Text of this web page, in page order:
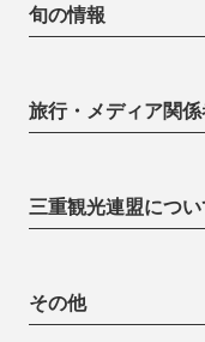
旬の情報
旅行・メディア関
三重観光連盟につい
その他